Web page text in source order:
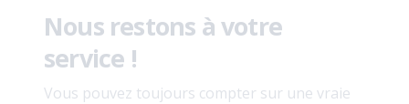
Nous restons à votre
service !
Vous pouvez toujours compter sur une vraie